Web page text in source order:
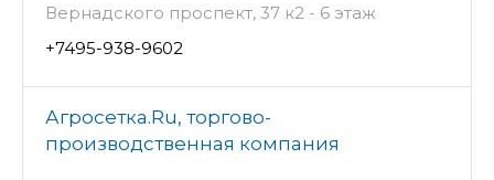
Вернадского проспект, 37 к2 - 6 этаж
+7495-938-9602
Агросетка.Ru, торгово-
производственная компания